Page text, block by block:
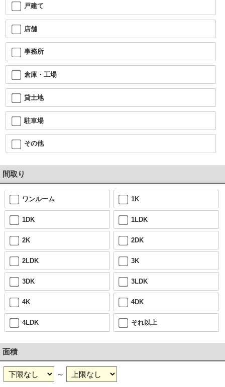
戸建て
店舗
事務所
倉庫・工場
貸土地
駐車場
その他
間取り
ワンルーム 1K
1DK 1LDK
2K 2DK
2LDK 3K
3DK 3LDK
4K 4DK
4LDK それ以上
面積
～